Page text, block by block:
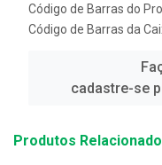
Código de Barras do
Código de Barras da
cadastre-se
Produtos